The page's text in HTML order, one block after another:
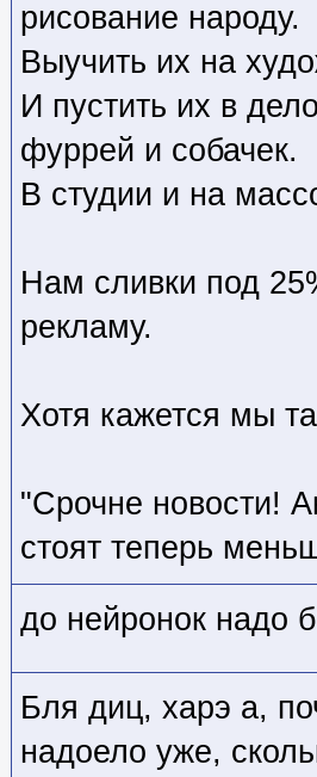
рисование народу.
Выучить их на
И пустить их в
фуррей и собачек.
В студии и на
Нам сливки под
рекламу.
Хотя кажется мы
"Срочне новости!
стоят теперь
до нейронок надо
Бля диц, харэ а,
надоело уже,